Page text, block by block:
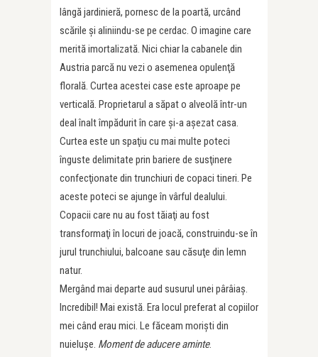
lângă jardinieră, pornesc de la poartă, urcând
scările şi aliniindu-se pe cerdac. O imagine care
merită imortalizată. Nici chiar la cabanele din
Austria parcă nu vezi o asemenea opulenţă
florală. Curtea acestei case este aproape pe
verticală. Proprietarul a săpat o alveolă într-un
deal înalt împădurit în care şi-a aşezat casa.
Curtea este un spaţiu cu mai multe poteci
înguste delimitate prin bariere de susţinere
confecţionate din trunchiuri de copaci tineri. Pe
aceste poteci se ajunge în vârful dealului.
Copacii care nu au fost tăiaţi au fost
transformaţi în locuri de joacă, construindu-se în
jurul trunchiului, balcoane sau căsuţe din lemn
natur.
Mergând mai departe aud susurul unei pârâiaş.
Incredibil! Mai există. Era locul preferat al copiilor
mei când erau mici. Le făceam morişti din
nuieluşe. Moment de aducere aminte.